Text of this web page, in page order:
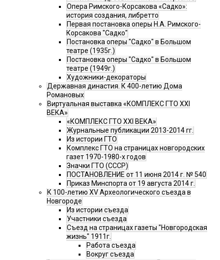
Опера Римского-Корсакова «Садко»:
история создания, либретто
Первая постановка оперы Н.А. Римского-
Корсакова "Садко"
Постановка оперы "Садко" в Большом
театре (1935г.)
Постановка оперы "Садко" в Большом
театре (1949г.)
Художники-декораторы
Державная династия. К 400-летию Дома
Романовых
Виртуальная выставка «КОМПЛЕКС ГТО XXI
ВЕКА»
«КОМПЛЕКС ГТО XXI ВЕКА»
Журнальные публикации 2013-2014 гг.
Из истории ГТО
Комплекс ГТО на страницах новгородских
газет 1970-1980-х годов
Значки ГТО (СССР)
ПОСТАНОВЛЕНИЕ от 11 июня 2014 г. № 540
Приказ Минспорта от 19 августа 2014 г.
К 100-летию XV Археологического съезда в
Новгороде
Из истории съезда
Участники съезда
Cъезд на страницах газеты "Новгородская
жизнь" 1911г.
Работа съезда
Вокруг съезда